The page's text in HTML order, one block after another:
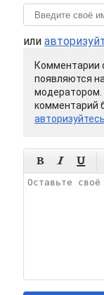
или
Комментарии
появляются
модератором.
комментарий
авторизуйтесь
  